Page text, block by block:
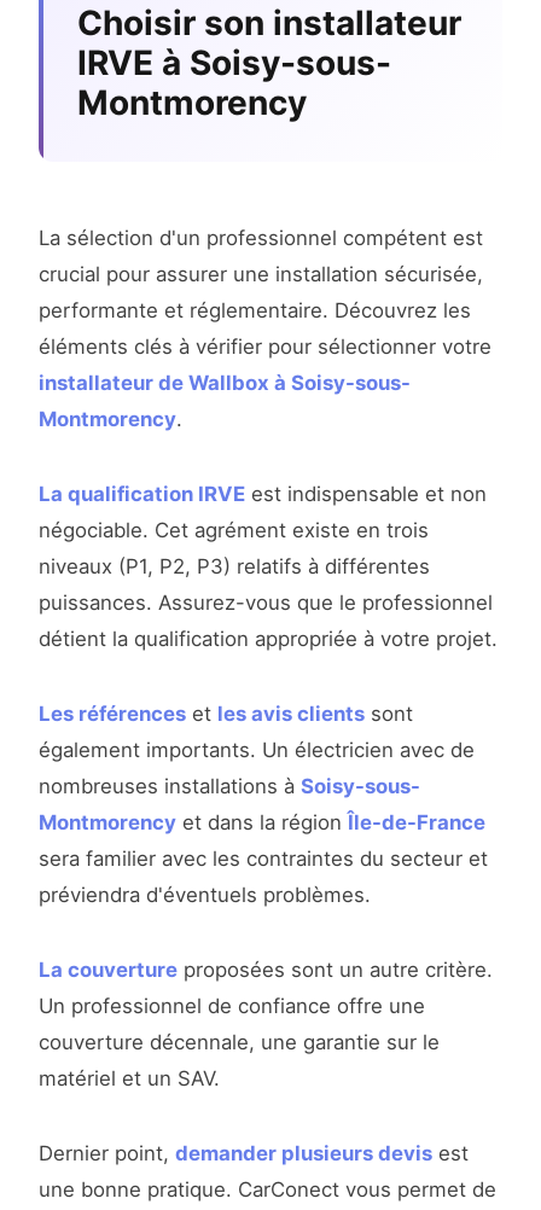
Choisir son installateur
IRVE à Soisy-sous-
Montmorency
La sélection d'un professionnel compétent est
crucial pour assurer une installation sécurisée,
performante et réglementaire. Découvrez les
éléments clés à vérifier pour sélectionner votre
installateur de Wallbox à Soisy-sous-
Montmorency.
La qualification IRVE est indispensable et non
négociable. Cet agrément existe en trois
niveaux (P1, P2, P3) relatifs à différentes
puissances. Assurez-vous que le professionnel
détient la qualification appropriée à votre projet.
Les références et les avis clients sont
également importants. Un électricien avec de
nombreuses installations à Soisy-sous-
Montmorency et dans la région Île-de-France
sera familier avec les contraintes du secteur et
préviendra d'éventuels problèmes.
La couverture proposées sont un autre critère.
Un professionnel de confiance offre une
couverture décennale, une garantie sur le
matériel et un SAV.
Dernier point, demander plusieurs devis est
une bonne pratique. CarConect vous permet de